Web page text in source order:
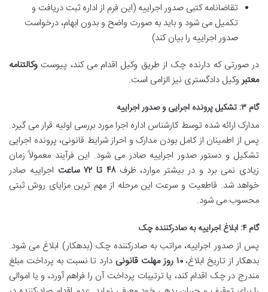
تقاضانامه کتبی صدور اجراییه (این فرم از اداره ثبت دریافت و
تکمیل می شود و باید به صورت واضح و بدون ابهام، درخواست
صدور اجراییه را بیان کند)
در صورتی که دارنده چک از طریق وکیل اقدام می کند، پیوست وکالتنامه
معتبروکیل دادگستری نیز الزامی است.
گام ۳: تشکیل پرونده اجرایی و صدور اجراییه
مدارک ارائه شده توسط کارشناس اداره اجرا مورد بررسی اولیه قرار می گیرد.
پس از اطمینان از کامل بودن مدارک و احراز شرایط قانونی، پرونده اجرایی
تشکیل و دستور صدور اجراییه صادر می شود. این فرآیند معمولاً زمان
زیادی نمی برد و در بیشتر موارد، ظرف۴۸ تا ۷۲ ساعت
اجراییه صادر
خواهد شد. قاطعیت و سرعت این مرحله از مهم ترین مزایای روش ثبتی
محسوب می شود.
گام ۴: ابلاغ اجراییه به صادرکننده چک
پس از صدور اجراییه، مراتب به صادرکننده چک (بدهکار) ابلاغ می شود.
بدهکار از تاریخ ابلاغ،۱۰ روز مهلت قانونی
دارد تا نسبت به پرداخت مبلغ
مندرج در چک اقدام کند، یا ترتیبات پرداخت آن را فراهم آورد، و یا اموالی